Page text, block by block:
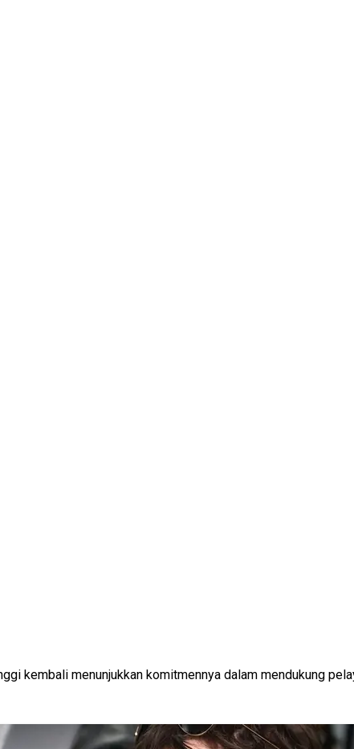
kembali menunjukkan komitmennya dalam mendukung